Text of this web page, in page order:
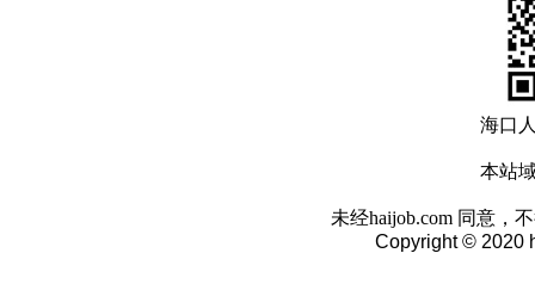
海口
本站
未经haijob.com 同意，
Copyright © 2020